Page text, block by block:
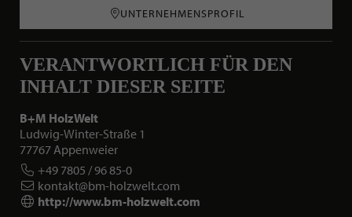
UNTERNEHMENSPROFIL
VERANTWORTLICH FÜR DEN
INHALT DIESER SEITE
B+M HolzWelt
Ludwig-Winter-Straße 1
77767 Appenweier
+49 7805 / 96 85-0
kontakt@bm-holzwelt.com
http://www.bm-holzwelt.com